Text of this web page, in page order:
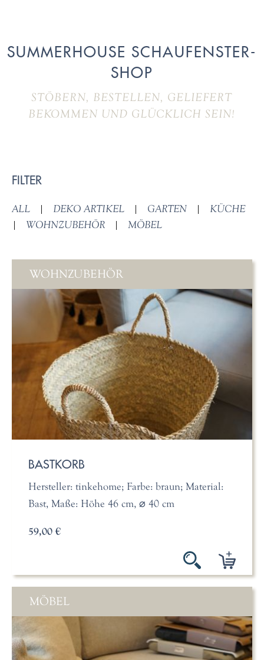
SUMMERHOUSE SCHAUFENSTER-
SHOP
STÖBERN, BESTELLEN, GELIEFERT
BEKOMMEN UND GLÜCKLICH SEIN!
FILTER
ALL | DEKO ARTIKEL | GARTEN |
KÜCHE
|
WOHNZUBEHÖR | MÖBEL
WOHNZUBEHÖR
BASTKORB
Hersteller: tinkehome; Farbe: braun; Material:
Bast, Maße: Höhe 46 cm, ⌀ 40 cm
59,00 €
MÖBEL